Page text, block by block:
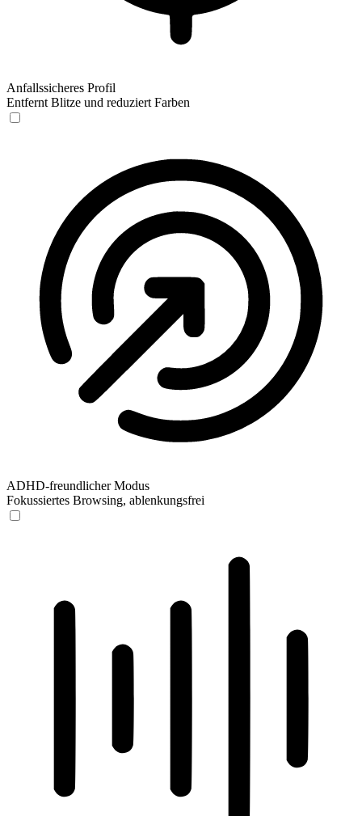
Anfallssicheres Profil
Entfernt Blitze und reduziert Farben
ADHD-freundlicher Modus
Fokussiertes Browsing, ablenkungsfrei